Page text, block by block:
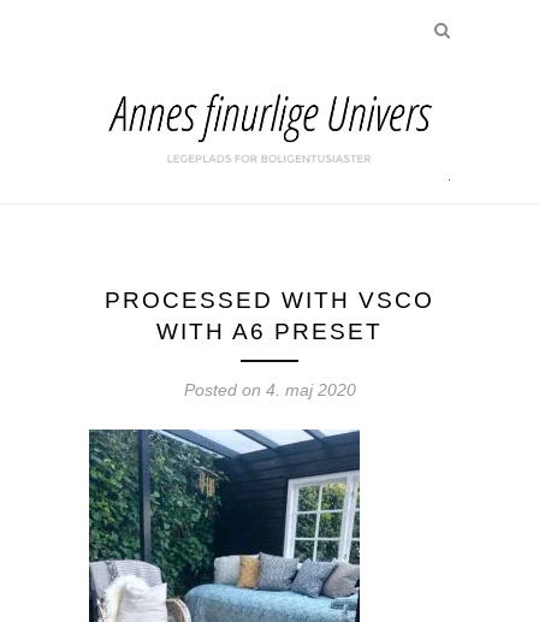
PROCESSED WITH VSCO
WITH A6 PRESET
Posted on 4. maj 2020